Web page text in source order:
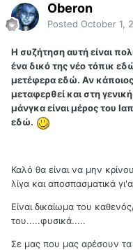
Oberon
Posted October 1,
Η συζήτηση αυτή είναι
ένα δικό της νέο τόπικ
μετέφερα εδώ. Αν κάποιος
μεταφερθεί και στη
μάνγκα είναι μέρος του
εδώ.
Καλό θα είναι να μην
λίγα και αποσπασματικά
Είναι δικαίωμα του
του.....φυσικά.....
Σε μας που μας αρέσουν τα